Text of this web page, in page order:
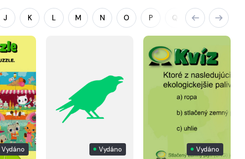
J K L M N O P Q R S
Vydáno Vydáno Vydáno